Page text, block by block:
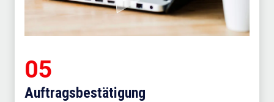
05
Auftragsbestätigung